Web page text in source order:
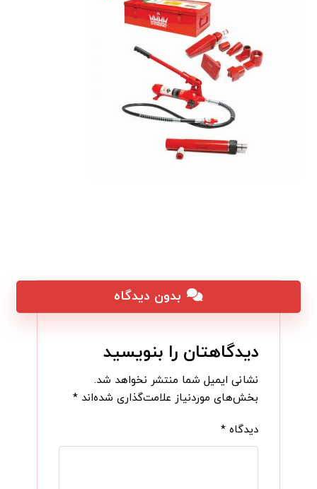
بدون دیدگاه
دیدگاهتان را بنویسید
نشانی ایمیل شما منتشر نخواهد شد.
بخش‌های موردنیاز علامت‌گذاری شده‌اند*
دیدگاه*